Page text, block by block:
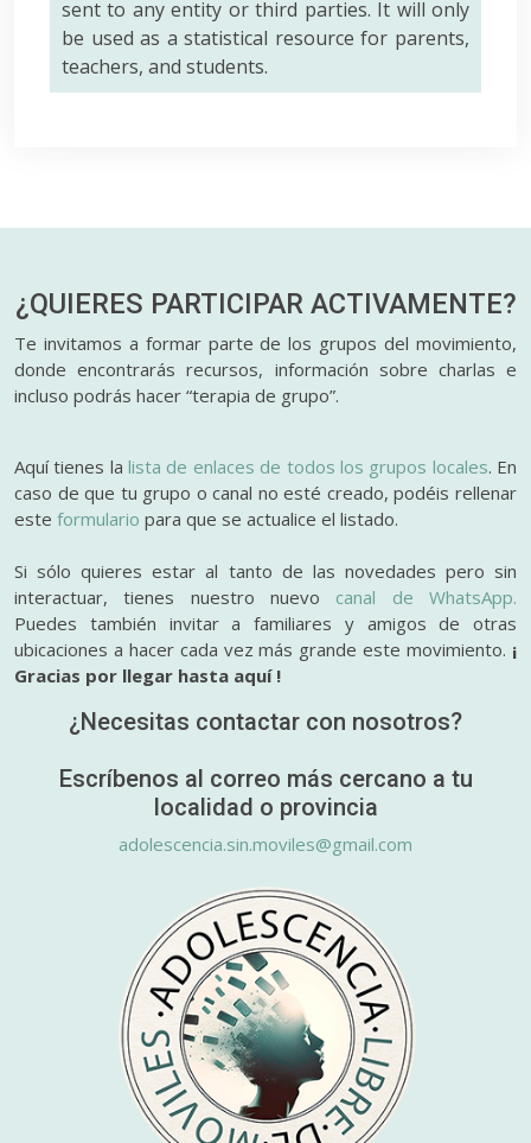
sent to any entity or third parties. It will only
be used as a statistical resource for parents,
teachers, and students.
¿QUIERES PARTICIPAR ACTIVAMENTE?
Te invitamos a formar parte de los grupos del movimiento,
donde encontrarás recursos, información sobre charlas e
incluso podrás hacer “terapia de grupo”.
Aquí tienes lalista de enlaces de todos los grupos locales. En
caso de que tu grupo o canal no esté creado, podéis rellenar
este formulario para que se actualice el listado.
Si sólo quieres estar al tanto de las novedades pero sin
interactuar, tienes nuestro nuevo canal de WhatsApp.
Puedes también invitar a familiares y amigos de otras
ubicaciones a hacer cada vez más grande este movimiento. ¡
Gracias por llegar hasta aquí !
¿Necesitas contactar con nosotros?
Escríbenos al correo más cercano a tu
localidad o provincia
adolescencia.sin.moviles@gmail.com